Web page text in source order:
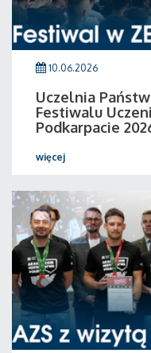
10.06.2026
Uczelnia
Festiwalu
Podkarpacie
więcej